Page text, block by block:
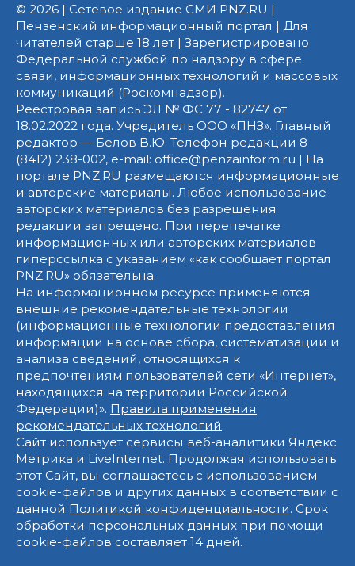
© 2026 | Сетевое издание СМИ PNZ.RU |
Пензенский информационный портал | Для
читателей старше 18 лет | Зарегистрировано
Федеральной службой по надзору в сфере
связи, информационных технологий и массовых
коммуникаций (Роскомнадзор).
Реестровая запись ЭЛ № ФС 77 - 82747 от
18.02.2022 года. Учредитель ООО «ПНЗ». Главный
редактор — Белов В.Ю. Телефон редакции 8
(8412) 238-002, e-mail: office@penzainform.ru | На
портале PNZ.RU размещаются информационные
и авторские материалы. Любое использование
авторских материалов без разрешения
редакции запрещено. При перепечатке
информационных или авторских материалов
гиперссылка с указанием «как сообщает портал
PNZ.RU» обязательна.
На информационном ресурсе применяются
внешние рекомендательные технологии
(информационные технологии предоставления
информации на основе сбора, систематизации и
анализа сведений, относящихся к
предпочтениям пользователей сети «Интернет»,
находящихся на территории Российской
Федерации)». Правила применения
рекомендательных технологий.
Сайт использует сервисы веб-аналитики Яндекс
Метрика и LiveInternet. Продолжая использовать
этот Сайт, вы соглашаетесь с использованием
cookie-файлов и других данных в соответствии с
данной Политикой конфиденциальности. Срок
обработки персональных данных при помощи
cookie-файлов составляет 14 дней.